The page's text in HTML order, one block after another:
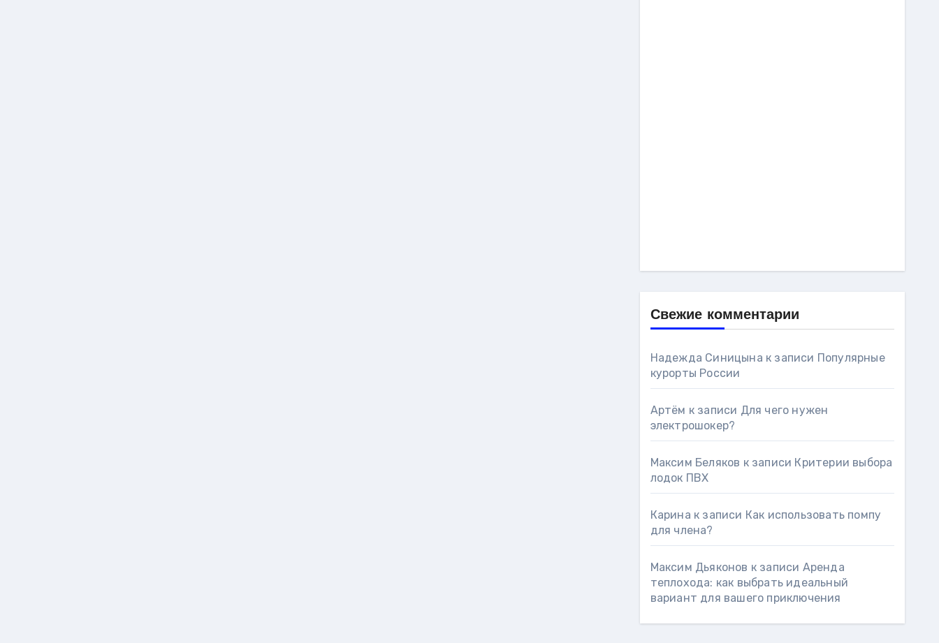
Свежие комментарии
Надежда Синицына к записи Популярные
курорты России
Артём к записи Для чего нужен
электрошокер?
Максим Беляков к записи Критерии выбора
лодок ПВХ
Карина к записи Как использовать помпу
для члена?
Максим Дьяконов к записи Аренда
теплохода: как выбрать идеальный
вариант для вашего приключения